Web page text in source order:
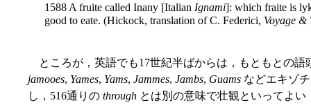
1588 A fruite called Inany [Italian Ignami]: which fraite is
good to eate. (Hickock, translation of C. Federici, Voyage &
ところが，英語でも17世紀半ばからは，もともとの語
jamooes, Yames, Yams, Jammes, Jambs, Guams などエキゾ
し，516通りの through とは別の意味で壮観といってよい